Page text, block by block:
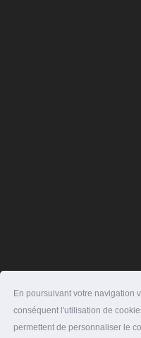
En poursuivant votre navigation
conséquent l'utilisation de
permettent de personnaliser le